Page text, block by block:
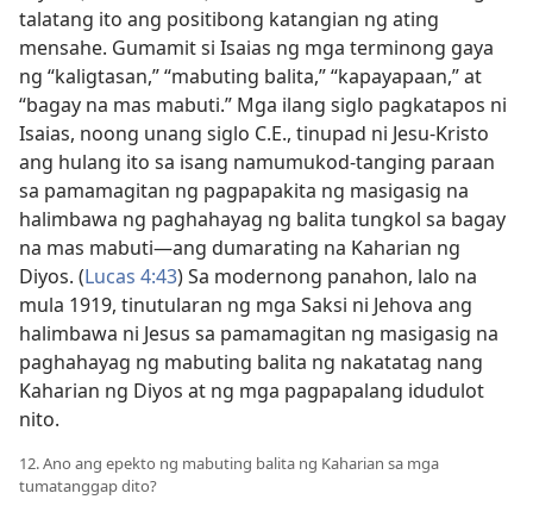
talatang ito ang positibong katangian ng ating
mensahe. Gumamit si Isaias ng mga terminong gaya
ng “kaligtasan,” “mabuting balita,” “kapayapaan,” at
“bagay na mas mabuti.” Mga ilang siglo pagkatapos ni
Isaias, noong unang siglo C.E., tinupad ni Jesu-Kristo
ang hulang ito sa isang namumukod-tanging paraan
sa pamamagitan ng pagpapakita ng masigasig na
halimbawa ng paghahayag ng balita tungkol sa bagay
na mas mabuti​—ang dumarating na Kaharian ng
Diyos. (Lucas 4:43) Sa modernong panahon, lalo na
mula 1919, tinutularan ng mga Saksi ni Jehova ang
halimbawa ni Jesus sa pamamagitan ng masigasig na
paghahayag ng mabuting balita ng nakatatag nang
Kaharian ng Diyos at ng mga pagpapalang idudulot
nito.
12. Ano ang epekto ng mabuting balita ng Kaharian sa mga
tumatanggap dito?